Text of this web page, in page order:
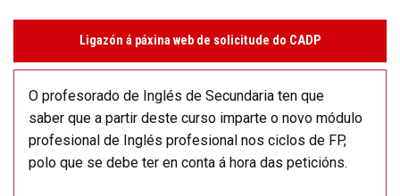
Ligazón á páxina web de solicitude do CADP
O profesorado de Inglés de Secundaria ten que
saber que a partir deste curso imparte o novo módulo
profesional de Inglés profesional nos ciclos de FP,
polo que se debe ter en conta á hora das peticións.